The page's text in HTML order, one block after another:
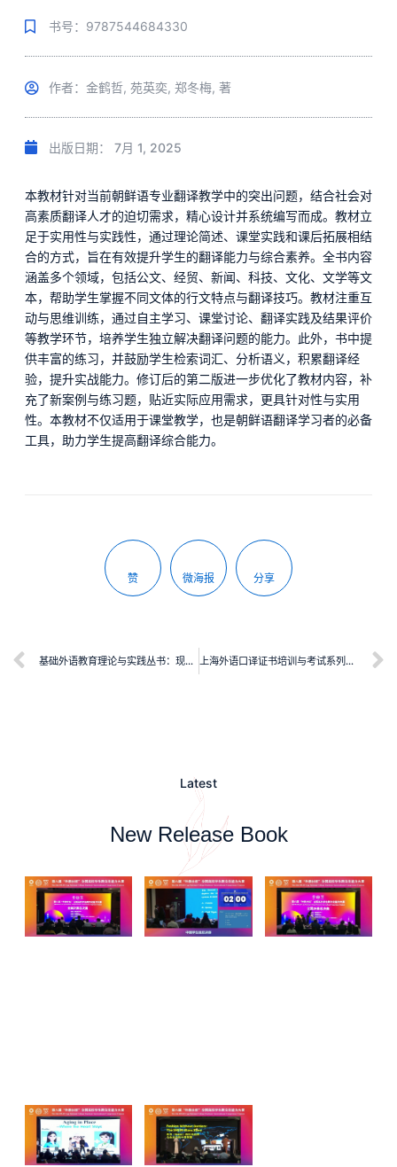
书号：9787544684330
作者：金鹤哲, 苑英奕, 郑冬梅, 著
出版日期： 7月 1, 2025
本教材针对当前朝鲜语专业翻译教学中的突出问题，结合社会对
高素质翻译人才的迫切需求，精心设计并系统编写而成。教材立
足于实用性与实践性，通过理论简述、课堂实践和课后拓展相结
合的方式，旨在有效提升学生的翻译能力与综合素养。全书内容
涵盖多个领域，包括公文、经贸、新闻、科技、文化、文学等文
本，帮助学生掌握不同文体的行文特点与翻译技巧。教材注重互
动与思维训练，通过自主学习、课堂讨论、翻译实践及结果评价
等教学环节，培养学生独立解决翻译问题的能力。此外，书中提
供丰富的练习，并鼓励学生检索词汇、分析语义，积累翻译经
验，提升实战能力。修订后的第二版进一步优化了教材内容，补
充了新案例与练习题，贴近实际应用需求，更具针对性与实用
性。本教材不仅适用于课堂教学，也是朝鲜语翻译学习者的必备
工具，助力学生提高翻译综合能力。
赞 微海报 分享
基础外语教育理论与实践丛书：现代外国语中学的价值与创建治理——基于上海外国语大学闵行外国语中学的成功创建与治理 上海外语口译证书培训与考试系列丛书：中级翻译教程（第五版）
Latest
New Release Book